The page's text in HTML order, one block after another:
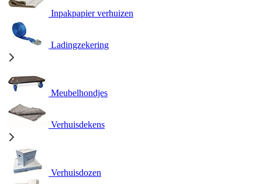
Inpakpapier verhuizen
Ladingzekering
Meubelhondjes
Verhuisdekens
Verhuisdozen